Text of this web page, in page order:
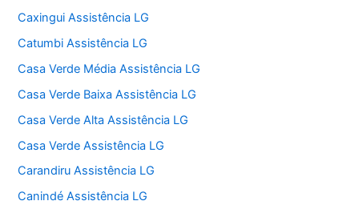
Caxingui Assistência LG
Catumbi Assistência LG
Casa Verde Média Assistência LG
Casa Verde Baixa Assistência LG
Casa Verde Alta Assistência LG
Casa Verde Assistência LG
Carandiru Assistência LG
Canindé Assistência LG